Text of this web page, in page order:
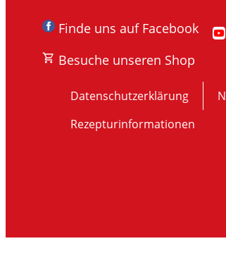
Finde uns auf Facebook
Besuche unseren Shop
Datenschutzerklärung
Rezepturinformationen